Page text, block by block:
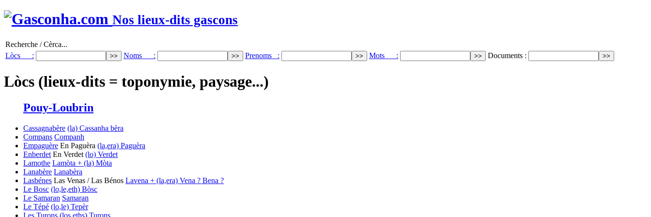
Nos lieux-dits gascons
Recherche / Cèrca...
Lòcs :
Noms : Prenoms : Mots : Documents :
Lòcs (lieux-dits = toponymie, paysage...)
Pouy-Loubrin
Cassagnabère (la) Cassanha bèra
Compans Companh
Empaguère En Paguèra (la,era) Paguèra
Enberdet En Verdet (lo) Verdet
Lamothe Lamòta + (la) Mòta
Lanabère Lanabèra
Lasbénes Las Venas / Las Bénos Lavena + (la,era) Vena ? Bena ?
Le Bosc (lo,le,eth) Bòsc
Le Samaran Samaran
Le Tépé (lo,le) Tepèr
Les Turons (los,eths) Turons